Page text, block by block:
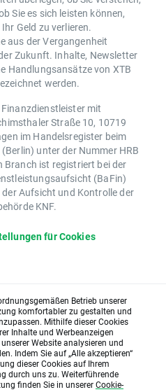
Sie es sich leisten können,
Geld zu verlieren.
aus der Vergangenheit
Zukunft. Inhalte, Newsletter
Handlungsansätze von XTB
werden.
mit
Straße 10, 10719
im Handelsregister beim
unter der Nummer HRB
Branch ist registriert bei der
(BaFin)
Aufsicht und Kontrolle der
KNF.
für Cookies
Betrieb unserer
komfortabler zu gestalten und
Mithilfe dieser Cookies
Inhalte und Werbeanzeigen
Website analysieren und
Indem Sie auf „Alle akzeptieren“
dieser Cookies auf Ihrem
durch uns zu. Weiterführende
finden Sie in unsererCookie-